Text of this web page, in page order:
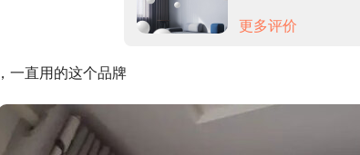
更多评价
一直用的这个品牌